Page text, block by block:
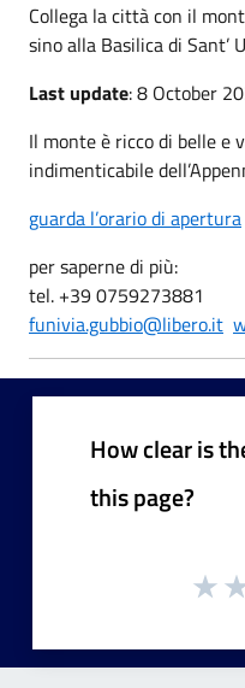
Collega la città con il
sino alla Basilica di Sant’
Last update: 8 October
Il monte è ricco di belle e
indimenticabile
guarda l’orario di apertura
per saperne di più:
tel. +39 0759273881
funivia.gubbio@libero.it
How clear is
this page?